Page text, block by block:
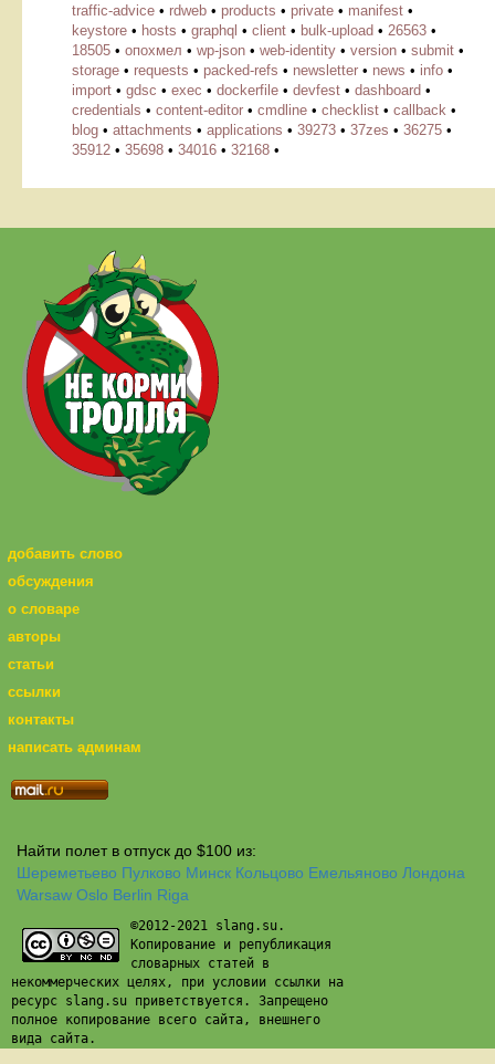
traffic-advice • rdweb • products • private • manifest •
keystore • hosts • graphql • client • bulk-upload • 26563 •
18505 • опохмел • wp-json • web-identity • version • submit •
storage • requests • packed-refs • newsletter • news • info •
import • gdsc • exec • dockerfile • devfest • dashboard •
credentials • content-editor • cmdline • checklist • callback •
blog • attachments • applications • 39273 • 37zes • 36275 •
35912 • 35698 • 34016 • 32168 •
добавить слово
обсуждения
о словаре
авторы
статьи
ссылки
контакты
написать админам
Найти полет в отпуск до $100 из:
Шереметьево Пулково Минск Кольцово Емельяново Лондона
Warsaw Oslo Berlin Riga
©2012-2021 slang.su.
Копирование и републикация
словарных статей в
некоммерческих целях, при условии ссылки на
ресурс slang.su приветствуется. Запрещено
полное копирование всего сайта, внешнего
вида сайта.